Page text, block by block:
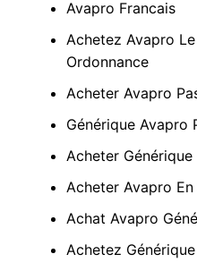
Avapro Francais
Achetez Avapro
Ordonnance
Acheter Avapro
Générique Avapro
Acheter
Acheter Avapro
Achat Avapro
Achetez